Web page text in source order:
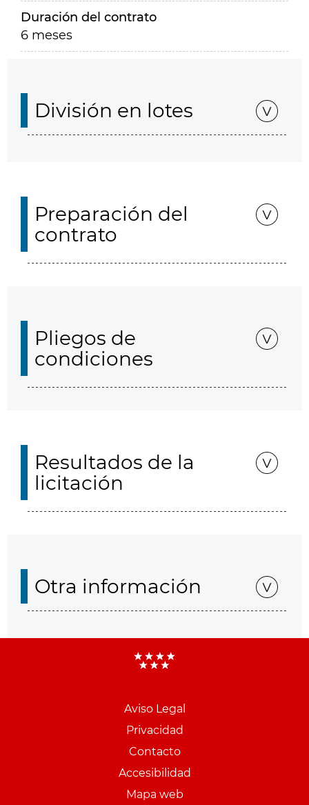
Duración del contrato
6 meses
División en lotes
Preparación del
contrato
Pliegos de
condiciones
Resultados de la
licitación
Otra información
Aviso Legal
Privacidad
Contacto
Accesibilidad
Mapa web